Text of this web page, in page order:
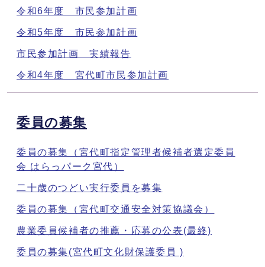
令和6年度 市民参加計画
令和5年度 市民参加計画
市民参加計画 実績報告
令和4年度 宮代町市民参加計画
委員の募集
委員の募集（宮代町指定管理者候補者選定委員
会 はらっパーク宮代）
二十歳のつどい実行委員を募集
委員の募集（宮代町交通安全対策協議会）
農業委員候補者の推薦・応募の公表(最終)
委員の募集(宮代町文化財保護委員 )